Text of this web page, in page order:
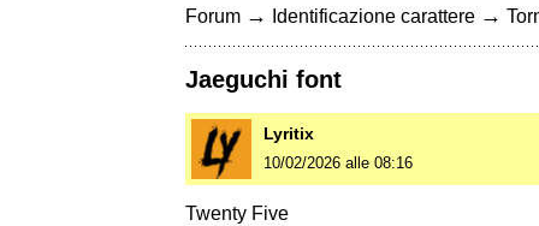
Forum → Identificazione carattere →
Jaeguchi font
Lyritix
10/02/2026 alle 08:16
Twenty Five